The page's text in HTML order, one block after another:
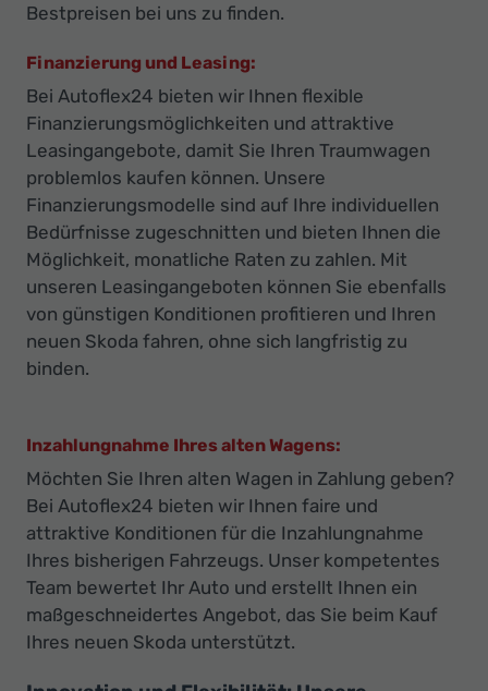
Bestpreisen bei uns zu finden.
Finanzierung und Leasing:
Bei Autoflex24 bieten wir Ihnen flexible
Finanzierungsmöglichkeiten und attraktive
Leasingangebote, damit Sie Ihren Traumwagen
problemlos kaufen können. Unsere
Finanzierungsmodelle sind auf Ihre individuellen
Bedürfnisse zugeschnitten und bieten Ihnen die
Möglichkeit, monatliche Raten zu zahlen. Mit
unseren Leasingangeboten können Sie ebenfalls
von günstigen Konditionen profitieren und Ihren
neuen Skoda fahren, ohne sich langfristig zu
binden.
Inzahlungnahme Ihres alten Wagens:
Möchten Sie Ihren alten Wagen in Zahlung geben?
Bei Autoflex24 bieten wir Ihnen faire und
attraktive Konditionen für die Inzahlungnahme
Ihres bisherigen Fahrzeugs. Unser kompetentes
Team bewertet Ihr Auto und erstellt Ihnen ein
maßgeschneidertes Angebot, das Sie beim Kauf
Ihres neuen Skoda unterstützt.